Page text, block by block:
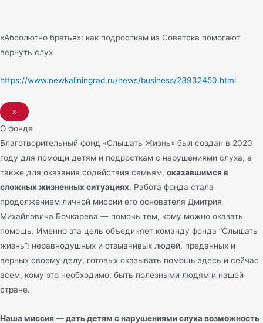
«Абсолютно братья»: как подросткам из Советска помогают
вернуть слух
https://www.newkaliningrad.ru/news/business/23932450.html
×
О фонде
Благотворительный фонд «Слышать Жизнь» был создан в 2020
году для помощи детям и подросткам с нарушениями слуха, а
также для оказания содействия семьям, оказавшимся в
сложных жизненных ситуациях. Работа фонда стала
продолжением личной миссии его основателя Дмитрия
Михайловича Бочкарева — помочь тем, кому можно оказать
помощь. Именно эта цель объединяет команду фонда “Слышать
жизнь”: неравнодушных и отзывчивых людей, преданных и
верных своему делу, готовых оказывать помощь здесь и сейчас
всем, кому это необходимо, быть полезными людям и нашей
стране.
Наша миссия — дать детям с нарушениями слуха возможность